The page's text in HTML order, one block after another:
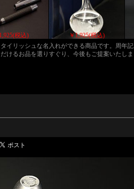
￥1,925(税込)
イリッシュな名入れができる商品です。周年記
けるお品を選りすぐり、今後もご提案いたしま